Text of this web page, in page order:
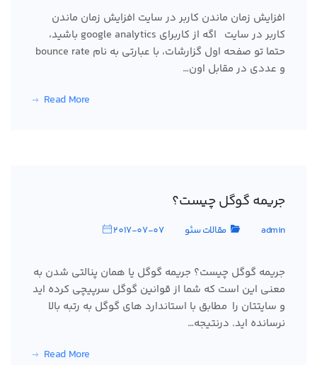
افزایش زمان ماندن کاربر در سایت افزایش زمان ماندن
کاربر در سایت اگه از کاربرای google analytics باشید،
حتما تو صفحه اول گزارشات، با عبارتی به نام bounce rate
و عددی در مقابل اون…
Read More
جریمه گوگل چیست؟
admin مقالات سئو 2017-07-07
جریمه گوگل چیست؟ جریمه گوگل یا همان پنالتی شدن به
معنی این است که شما از قوانین گوگل سرپیچی کرده اید
و سایتتان را مطابق با استاندارد های گوگل به رتبه بالا
نرسانده اید. درنتیجه…
Read More